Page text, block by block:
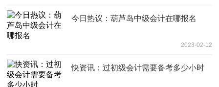
今日热议：葫芦岛中级会计在哪报名
2023-02-12
快资讯：过初级会计需要备考多少小时